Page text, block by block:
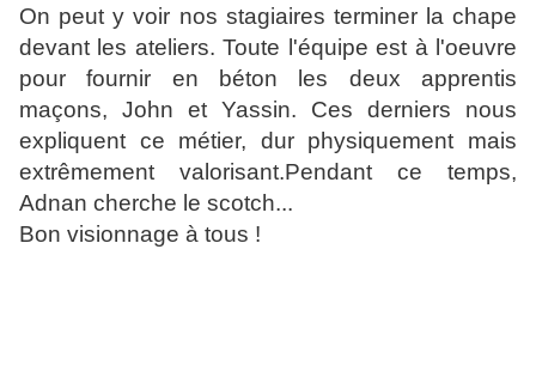
On peut y voir nos stagiaires terminer la chape
devant les ateliers. Toute l'équipe est à l'oeuvre
pour fournir en béton les deux apprentis
maçons, John et Yassin. Ces derniers nous
expliquent ce métier, dur physiquement mais
extrêmement valorisant.Pendant ce temps,
Adnan cherche le scotch...
Bon visionnage à tous !